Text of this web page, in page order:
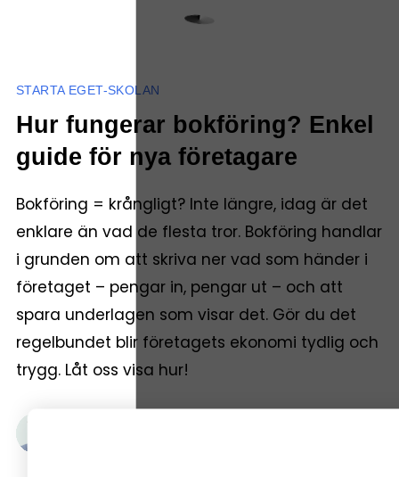
STARTA EGET-SKOLAN
Hur fungerar bokföring? Enkel
guide för nya företagare
Bokföring = krångligt? Inte längre, idag är det
enklare än vad de flesta tror. Bokföring handlar
i grunden om att skriva ner vad som händer i
företaget – pengar in, pengar ut – och att
spara underlagen som visar det. Gör du det
regelbundet blir företagets ekonomi tydlig och
trygg. Låt oss visa hur!